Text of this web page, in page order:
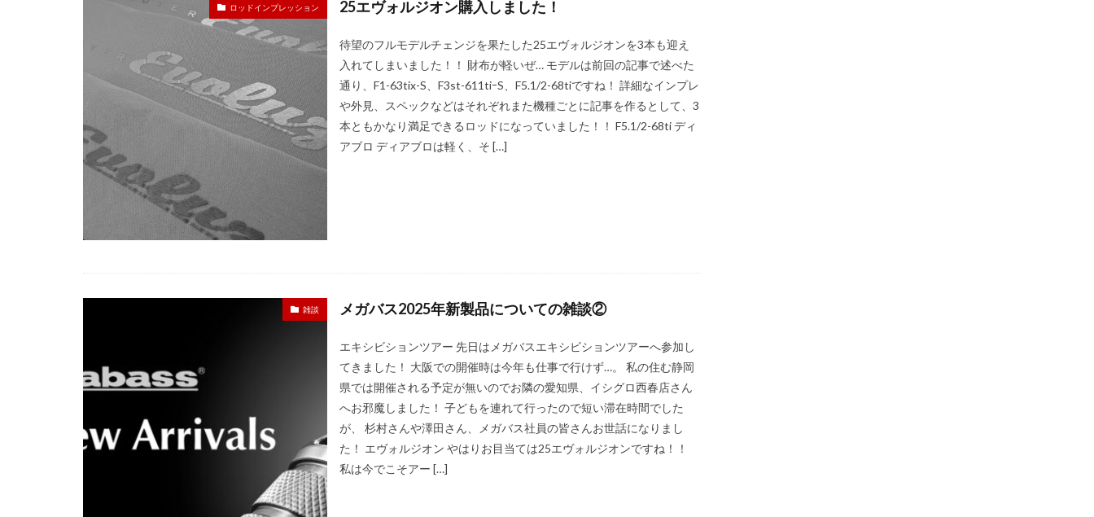
ロッドインプレッション 25エヴォルジオン購入しました！
待望のフルモデルチェンジを果たした25エヴォルジオンを3本も迎え
入れてしまいました！！ 財布が軽いぜ… モデルは前回の記事で述べた
通り、F1-63tix-S、F3st-611tiｰS、F5.1/2-68tiですね！ 詳細なインプレ
や外見、スペックなどはそれぞれまた機種ごとに記事を作るとして、3
本ともかなり満足できるロッドになっていました！！ F5.1/2-68ti ディ
アブロ ディアブロは軽く、そ […]
雑談 メガバス2025年新製品についての雑談②
エキシビションツアー 先日はメガバスエキシビションツアーへ参加し
てきました！ 大阪での開催時は今年も仕事で行けず…。 私の住む静岡
県では開催される予定が無いのでお隣の愛知県、イシグロ西春店さん
へお邪魔しました！ 子どもを連れて行ったので短い滞在時間でした
が、 杉村さんや澤田さん、メガバス社員の皆さんお世話になりまし
た！ エヴォルジオン やはりお目当ては25エヴォルジオンですね！！
私は今でこそアー […]